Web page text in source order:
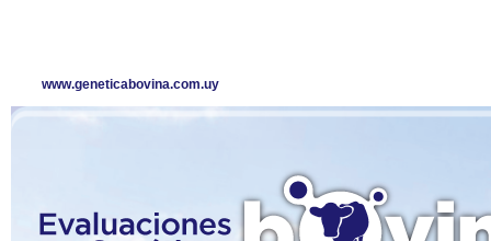
www.geneticabovina.com.uy